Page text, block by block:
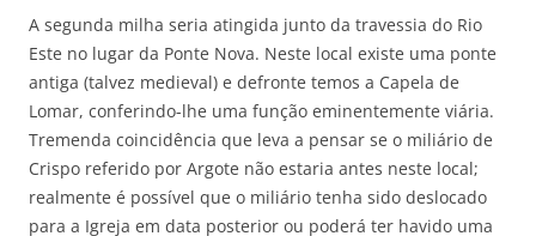
A segunda milha seria atingida junto da travessia do Rio
Este no lugar da Ponte Nova. Neste local existe uma ponte
antiga (talvez medieval) e defronte temos a Capela de
Lomar, conferindo-lhe uma função eminentemente viária.
Tremenda coincidência que leva a pensar se o miliário de
Crispo referido por Argote não estaria antes neste local;
realmente é possível que o miliário tenha sido deslocado
para a Igreja em data posterior ou poderá ter havido uma